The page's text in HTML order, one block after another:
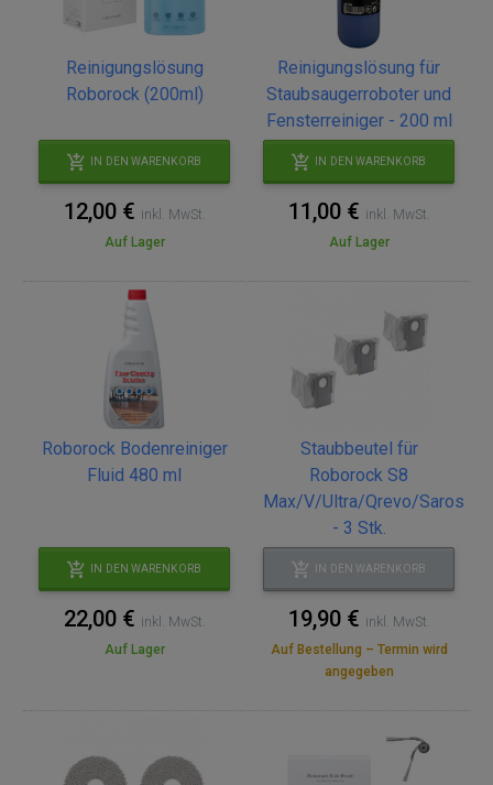
Reinigungslösung
Roborock (200ml)
IN DEN WARENKORB
12,00 € inkl. MwSt.
Auf Lager
Reinigungslösung für
Staubsaugerroboter und
Fensterreiniger - 200 ml
IN DEN WARENKORB
11,00 € inkl. MwSt.
Auf Lager
Roborock Bodenreiniger
Fluid 480 ml
IN DEN WARENKORB
22,00 € inkl. MwSt.
Auf Lager
Staubbeutel für
Roborock S8
Max/V/Ultra/Qrevo/Saros
- 3 Stk.
IN DEN WARENKORB
19,90 € inkl. MwSt.
Auf Bestellung – Termin wird
angegeben